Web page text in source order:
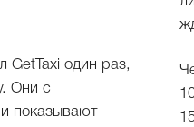
GetTaxi один раз,
Они с
показывают